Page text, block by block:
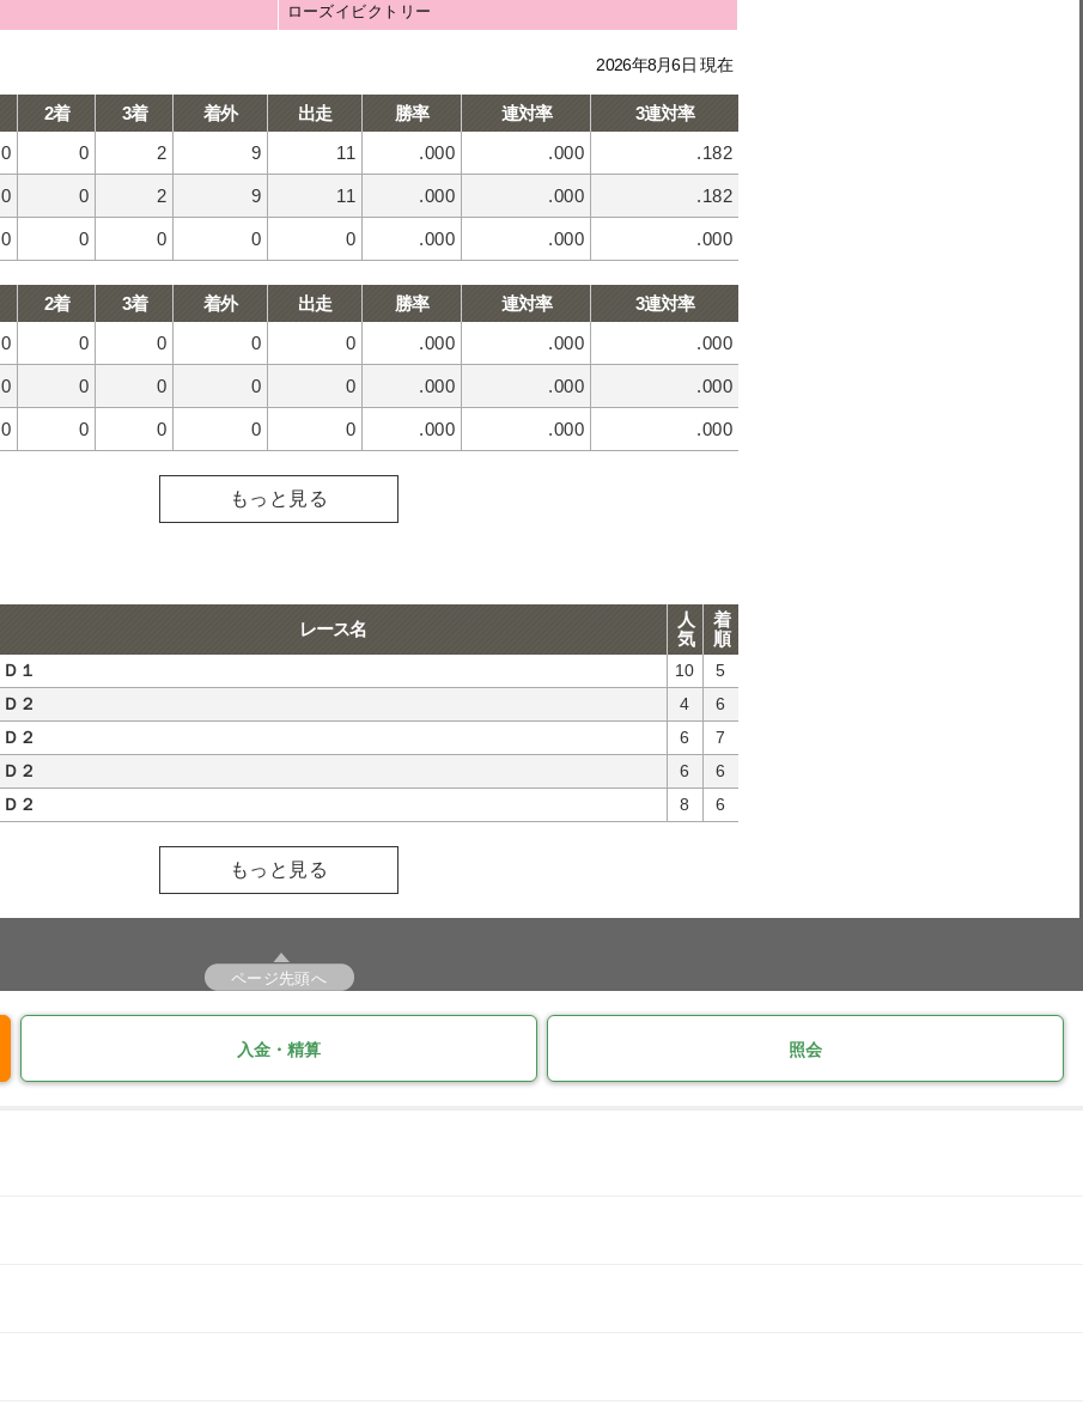
ローズイビクトリー
2026年8月6日 現在
2着 3着 着外 出走 勝率 連対率
3連対率
0 0 2 9 11 .000 .000 .182
0 0 2 9 11 .000 .000 .182
0 0 0 0 0 .000 .000 .000
2着 3着 着外 出走 勝率 連対率
3連対率
0 0 0 0 0 .000 .000 .000
0 0 0 0 0 .000 .000 .000
0 0 0 0 0 .000 .000 .000
もっと見る
レース名
人
気
着
順
Ｄ１ 10
5
Ｄ２ 4
6
Ｄ２ 6
7
Ｄ２ 6
6
Ｄ２ 8 6
もっと見る
ページ先頭へ
入金・精算 照会